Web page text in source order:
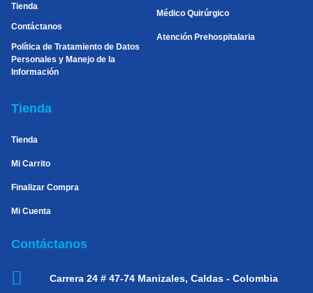
Tienda
Contáctanos
Política de Tratamiento de Datos
Personales y Manejo de la
Información
Médico Quirúrgico
Atención Prehospitalaria
Tienda
Tienda
Mi Carrito
Finalizar Compra
Mi Cuenta
Contáctanos
Carrera 24 # 47-74 Manizales, Caldas - Colombia